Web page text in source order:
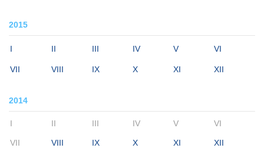
2015
I II III IV V VI
VII VIII IX X XI XII
2014
I II III IV V VI
VII VIII IX X XI XII